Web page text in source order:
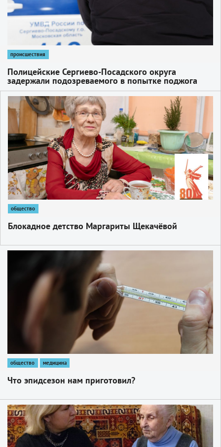
происшествия
Полицейские Сергиево-Посадского округа
задержали подозреваемого в попытке поджога
автомобиля
общество
Блокадное детство Маргариты Щекачёвой
общество медицина
Что эпидсезон нам приготовил?
1